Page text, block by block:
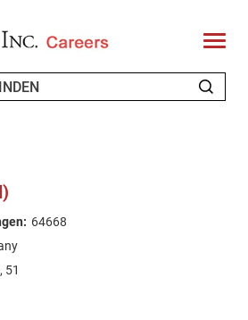
T
o
l
64668
51